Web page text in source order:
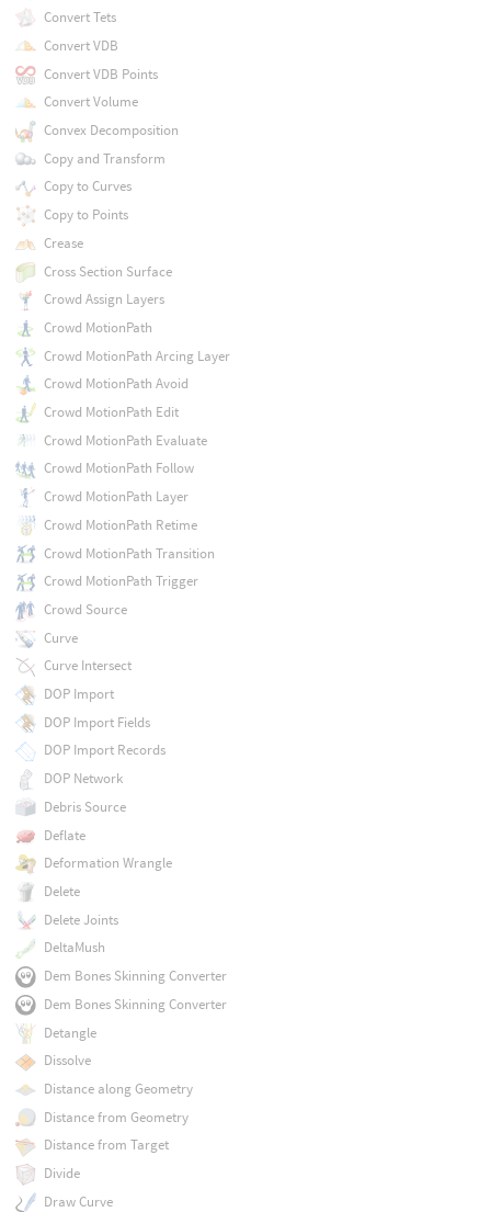
Convert Tets
Convert VDB
Convert VDB Points
Convert Volume
Convex Decomposition
Copy and Transform
Copy to Curves
Copy to Points
Crease
Cross Section Surface
Crowd Assign Layers
Crowd MotionPath
Crowd MotionPath Arcing Layer
Crowd MotionPath Avoid
Crowd MotionPath Edit
Crowd MotionPath Evaluate
Crowd MotionPath Follow
Crowd MotionPath Layer
Crowd MotionPath Retime
Crowd MotionPath Transition
Crowd MotionPath Trigger
Crowd Source
Curve
Curve Intersect
DOP Import
DOP Import Fields
DOP Import Records
DOP Network
Debris Source
Deflate
Deformation Wrangle
Delete
Delete Joints
DeltaMush
Dem Bones Skinning Converter
Dem Bones Skinning Converter
Detangle
Dissolve
Distance along Geometry
Distance from Geometry
Distance from Target
Divide
Draw Curve